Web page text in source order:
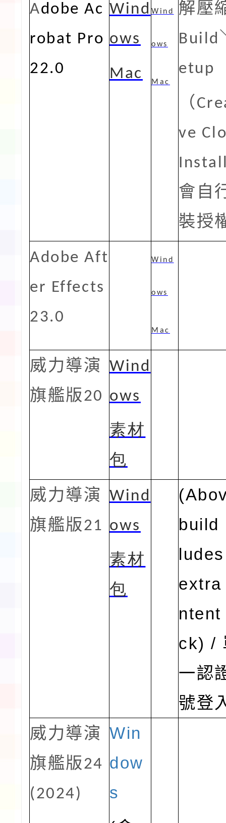
Adobe Ac
robat Pro
22.0
Wind
ows
Mac
Wind
ows
Mac
解壓
Build
etup
（
ve
會自
裝授
Adobe Aft
er Effects
23.0
Wind
ows
Mac
威力導演
旗艦版20
Wind
ows
素材
包
威力導演
旗艦版21
Wind
ows
素材
包
build
extra
ntent
ck) /
一認
號登
威力導演
旗艦版24
(2024)
Win
dow
s